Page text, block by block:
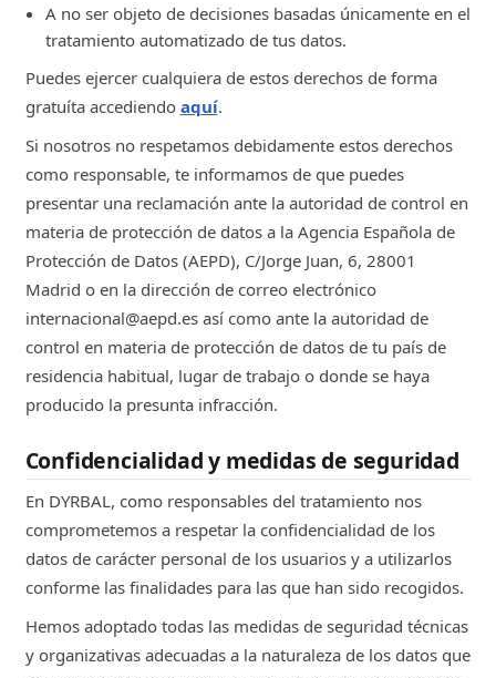
A no ser objeto de decisiones basadas únicamente en el
tratamiento automatizado de tus datos.
Puedes ejercer cualquiera de estos derechos de forma
gratuíta accediendo aquí.
Si nosotros no respetamos debidamente estos derechos
como responsable, te informamos de que puedes
presentar una reclamación ante la autoridad de control en
materia de protección de datos a la Agencia Española de
Protección de Datos (AEPD), C/Jorge Juan, 6, 28001
Madrid o en la dirección de correo electrónico
internacional@aepd.es así como ante la autoridad de
control en materia de protección de datos de tu país de
residencia habitual, lugar de trabajo o donde se haya
producido la presunta infracción.
Confidencialidad y medidas de seguridad
En DYRBAL, como responsables del tratamiento nos
comprometemos a respetar la confidencialidad de los
datos de carácter personal de los usuarios y a utilizarlos
conforme las finalidades para las que han sido recogidos.
Hemos adoptado todas las medidas de seguridad técnicas
y organizativas adecuadas a la naturaleza de los datos que